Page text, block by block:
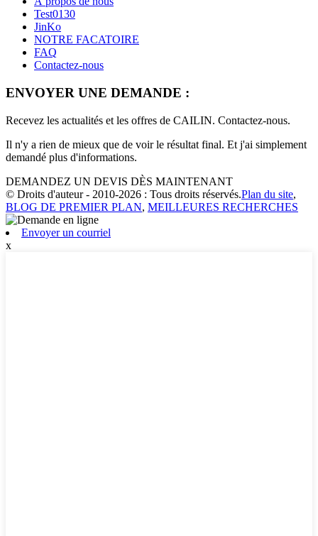
Test0130
JinKo
NOTRE FACATOIRE
FAQ
Contactez-nous
ENVOYER UNE DEMANDE :
Recevez les actualités et les offres de CAILIN. Contactez-nous.
Il n'y a rien de mieux que de voir le résultat final. Et j'ai simplement
demandé plus d'informations.
DEMANDEZ UN DEVIS DÈS MAINTENANT
© Droits d'auteur - 2010-2026 : Tous droits réservés.Plan du site,
BLOG DE PREMIER PLAN, MEILLEURES RECHERCHES
Envoyer un courriel
x